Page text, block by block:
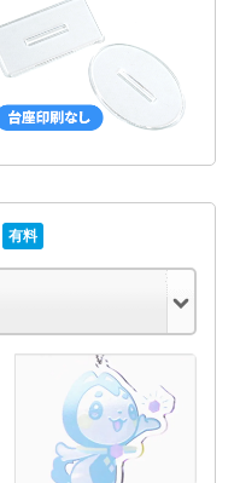
有料